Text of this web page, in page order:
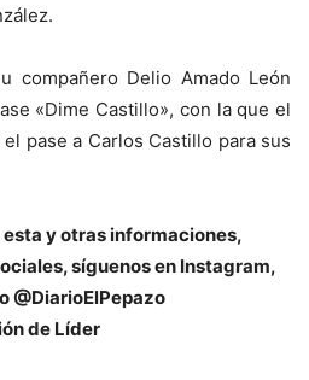
compañero Delio Amado León
«Dime Castillo», con la que el
pase a Carlos Castillo para sus
y otras informaciones,
síguenos en Instagram,
@DiarioElPepazo
de Líder